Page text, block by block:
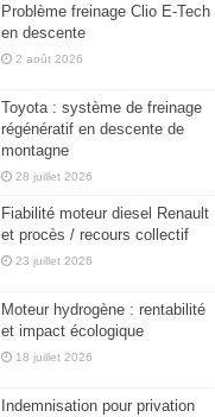
Problème freinage Clio E-Tech
en descente
2 août 2026
Toyota : système de freinage
régénératif en descente de
montagne
28 juillet 2026
Fiabilité moteur diesel Renault
et procès / recours collectif
23 juillet 2026
Moteur hydrogène : rentabilité
et impact écologique
18 juillet 2026
Indemnisation pour privation